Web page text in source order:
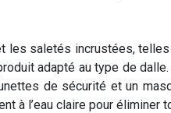
les saletés incrustées,
adapté au type de
de sécurité et un
à l’eau claire pour éliminer